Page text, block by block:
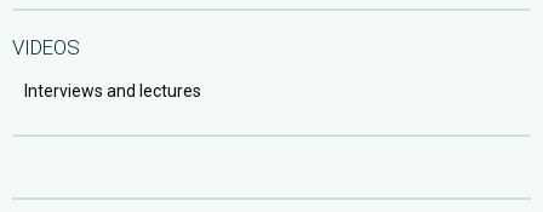
VIDEOS
Interviews and lectures